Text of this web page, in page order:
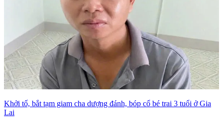
Khởi tố, bắt tạm giam cha dượng đánh, bóp cổ bé trai 3 tuổi ở Gia
Lai